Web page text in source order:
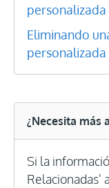
personalizada
Eliminando
personalizada
¿Necesita más
Si la
Relacionadas'